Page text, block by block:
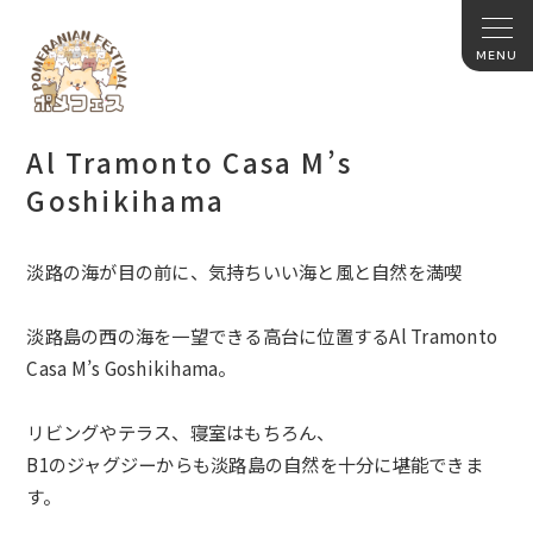
Al Tramonto Casa M’s
Goshikihama
淡路の海が目の前に、気持ちいい海と風と自然を満喫
淡路島の西の海を一望できる高台に位置するAl Tramonto
Casa M’s Goshikihama。
リビングやテラス、寝室はもちろん、
B1のジャグジーからも淡路島の自然を十分に堪能できま
す。